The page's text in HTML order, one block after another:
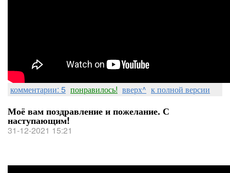
комментарии: 5 понравилось! вверх^ к полной версии
Моё вам поздравление и пожелание. С
наступающим!
31-12-2021 15:21